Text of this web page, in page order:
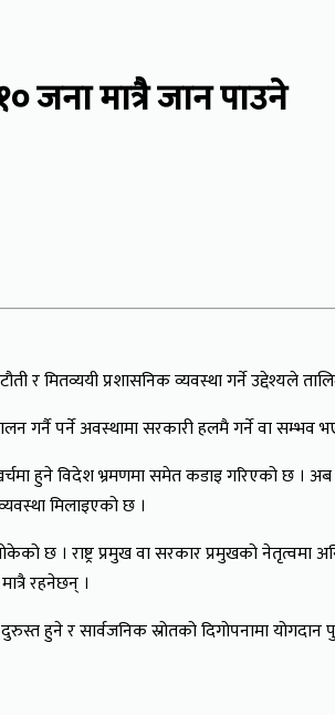
जना मात्रै जान पाउने
प्रशासनिक व्यवस्था गर्ने उद्देश्यले
गर्नै पर्ने अवस्थामा सरकारी हलमै गर्ने वा सम्भव
हुने विदेश भ्रमणमा समेत कडाइ गरिएको छ
मिलाइएको छ ।
छ । राष्ट्र प्रमुख वा सरकार प्रमुखको नेतृत्वमा
रहनेछन् ।
हुने र सार्वजनिक स्रोतको दिगोपनामा योगदान